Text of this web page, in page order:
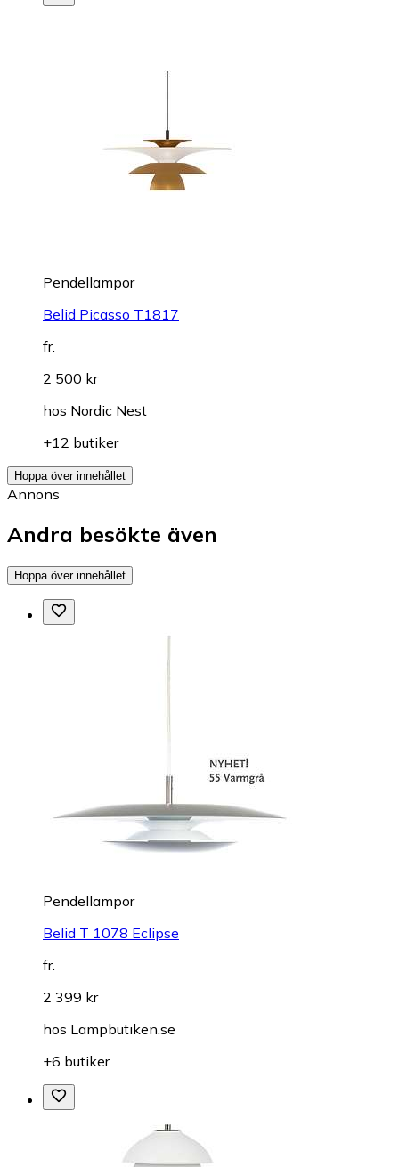
Pendellampor
Belid Picasso T1817
fr.
2 500 kr
hos Nordic Nest
+12 butiker
Hoppa över innehållet
Annons
Andra besökte även
Hoppa över innehållet
Pendellampor
Belid T 1078 Eclipse
fr.
2 399 kr
hos Lampbutiken.se
+6 butiker